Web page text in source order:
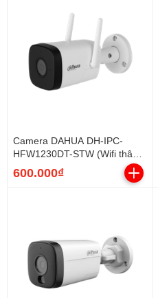
Camera DAHUA DH-IPC-
HFW1230DT-STW (Wifi thân
2MP, Loa mic)
600.000₫